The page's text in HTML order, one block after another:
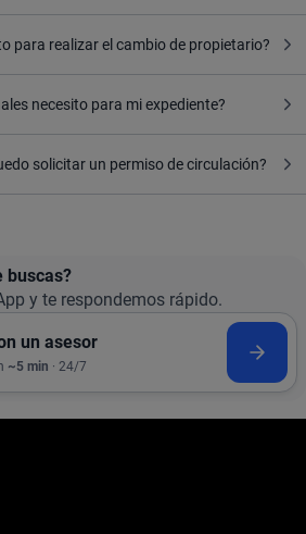
para realizar el cambio de propietario?
necesito para mi expediente?
solicitar un permiso de circulación?
buscas?
y te respondemos rápido.
un asesor
~5 min · 24/7